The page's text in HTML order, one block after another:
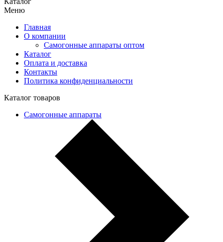
Меню
Главная
О компании
Самогонные аппараты оптом
Каталог
Оплата и доставка
Контакты
Политика конфиденциальности
Каталог товаров
Самогонные аппараты